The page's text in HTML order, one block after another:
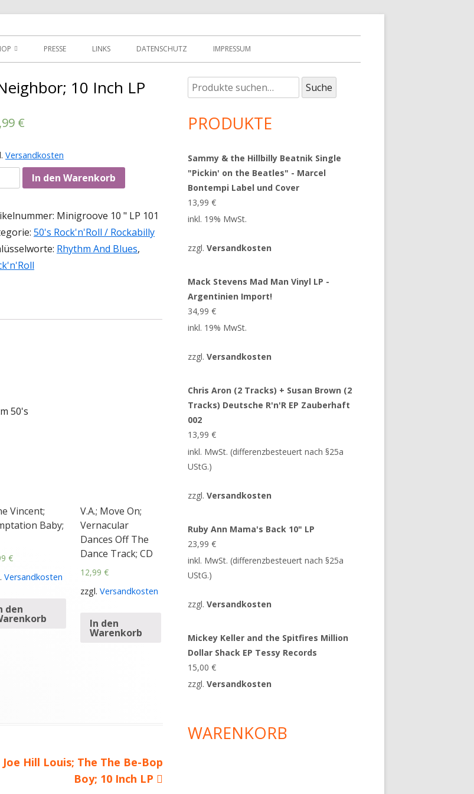
MEIN KONTO
PRESSE LINKS DATENSCHUTZ IMPRESSUM
10 Inch LP
€
Versandkosten
In den Warenkorb
Minigroove 10 " LP 101
50's Rock'n'Roll / Rockabilly
Rhythm And Blues,
50's
Vincent;
Baby;
€
Versandkosten
den
V.A.; Move On;
Vernacular
Dances Off The
Dance Track; CD
12,99 €
zzgl. Versandkosten
In den
Warenkorb
Nächster
Joe Hill Louis; The The Be-Bop
Boy; 10 Inch LP
Haupt-
Seitenleiste
Suche
nach:
Suche
PRODUKTE
Sammy & the Hillbilly Beatnik Single
"Pickin' on the Beatles" - Marcel
Bontempi Label und Cover
13,99€
inkl. 19% MwSt.
zzgl.Versandkosten
Mack Stevens Mad Man Vinyl LP -
Argentinien Import!
34,99€
inkl. 19% MwSt.
zzgl.Versandkosten
Chris Aron (2 Tracks) + Susan Brown (2
Tracks) Deutsche R'n'R EP Zauberhaft
002
13,99€
inkl. MwSt. (differenzbesteuert nach §25a
UStG.)
zzgl.Versandkosten
Ruby Ann Mama's Back 10" LP
23,99€
inkl. MwSt. (differenzbesteuert nach §25a
UStG.)
zzgl.Versandkosten
Mickey Keller and the Spitfires Million
Dollar Shack EP Tessy Records
15,00€
zzgl.Versandkosten
WARENKORB